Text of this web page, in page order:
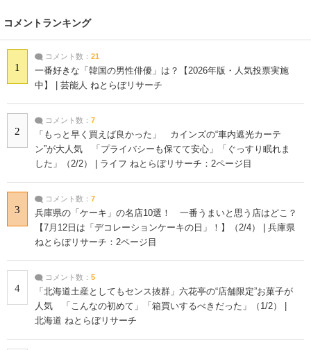
コメントランキング
1
コメント数： 21
一番好きな「韓国の男性俳優」は？【2026年版・人気投票実施
中】 | 芸能人 ねとらぼリサーチ
2
コメント数： 7
「もっと早く買えば良かった」 カインズの“車内遮光カーテ
ン”が大人気 「プライバシーも保てて安心」「ぐっすり眠れま
した」（2/2） | ライフ ねとらぼリサーチ：2ページ目
3
コメント数： 7
兵庫県の「ケーキ」の名店10選！ 一番うまいと思う店はどこ？
【7月12日は「デコレーションケーキの日」！】（2/4） | 兵庫県
ねとらぼリサーチ：2ページ目
4
コメント数： 5
「北海道土産としてもセンス抜群」六花亭の“店舗限定”お菓子が
人気 「こんなの初めて」「箱買いするべきだった」（1/2） |
北海道 ねとらぼリサーチ